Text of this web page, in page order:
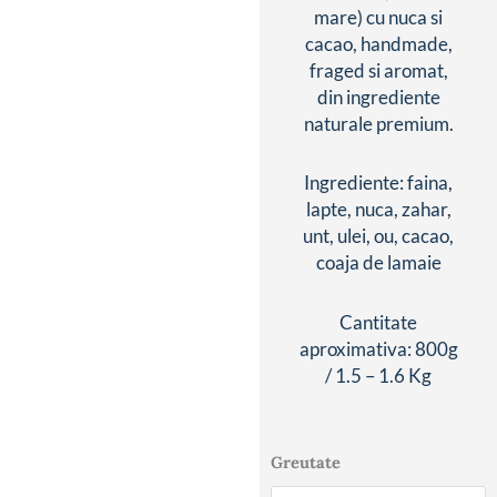
prețuri:
85 lei
până
la
155 lei
mare) cu nuca si
cacao, handmade,
fraged si aromat,
din ingrediente
naturale premium.
Ingrediente: faina,
lapte, nuca, zahar,
unt, ulei, ou, cacao,
coaja de lamaie
Cantitate
aproximativa: 800g
/ 1.5 – 1.6 Kg
Greutate
Cantitate
Cozonac